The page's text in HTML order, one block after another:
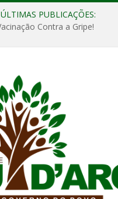
ÚLTIMAS PUBLICAÇÕES:
Contra a Gripe!